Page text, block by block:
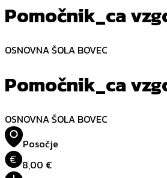
Pomočnik_ca
OSNOVNA ŠOLA BOVEC
Pomočnik_ca
OSNOVNA ŠOLA BOVEC
Posočje
€ 8,00 €